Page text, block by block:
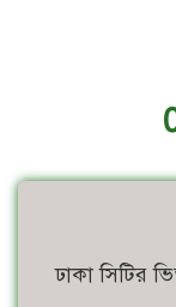
ঢাকা সিটির